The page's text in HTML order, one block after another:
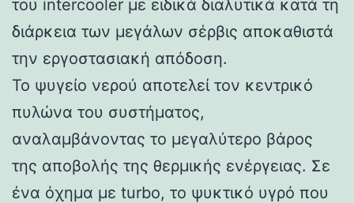
του intercooler με ειδικά διαλυτικά κατά τη
διάρκεια των μεγάλων σέρβις αποκαθιστά
την εργοστασιακή απόδοση.
Το ψυγείο νερού αποτελεί τον κεντρικό
πυλώνα του συστήματος,
αναλαμβάνοντας το μεγαλύτερο βάρος
της αποβολής της θερμικής ενέργειας. Σε
ένα όχημα με turbo, το ψυκτικό υγρό που